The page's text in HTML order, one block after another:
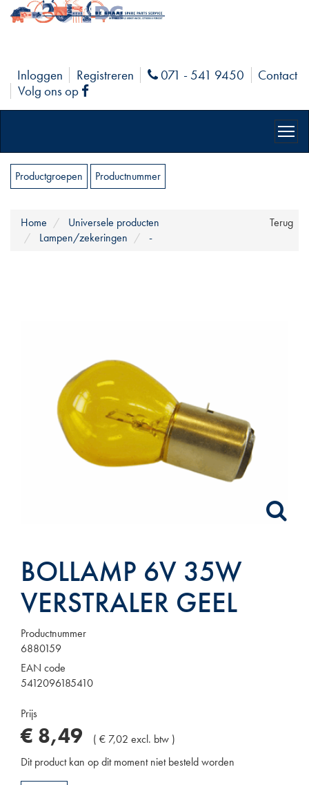
Inloggen Registreren Phone
071 - 541 9450
Contact
Volg ons op
Facebook
Productgroepen Productnummer
Terug
Home
Universele producten
Lampen/zekeringen
-
BOLLAMP 6V 35W
VERSTRALER GEEL
Productnummer
6880159
EAN code
5412096185410
Prijs
€ 8,49 ( € 7,02 excl. btw )
Dit product kan op dit moment niet besteld worden